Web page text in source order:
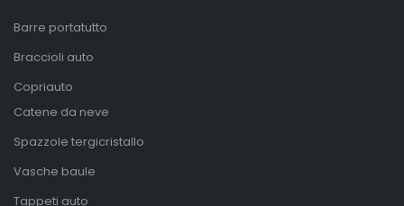
Barre portatutto
Braccioli auto
Copriauto
Catene da neve
Spazzole tergicristallo
Vasche baule
Tappeti auto